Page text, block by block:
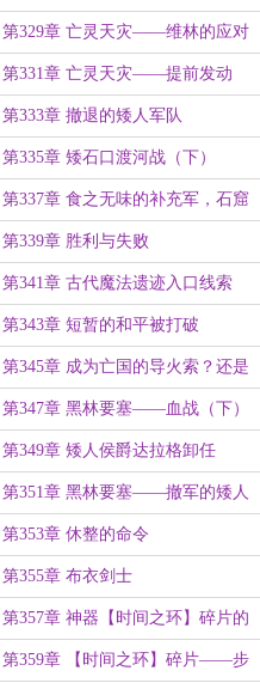
第329章 亡灵天灾——维林的应对
第331章 亡灵天灾——提前发动
第333章 撤退的矮人军队
第335章 矮石口渡河战（下）
第337章 食之无味的补充军，石窟
丘陵
第339章 胜利与失败
第341章 古代魔法遗迹入口线索
（中）
第343章 短暂的和平被打破
第345章 成为亡国的导火索？还是
得保守秘密
第347章 黑林要塞——血战（下）
第349章 矮人侯爵达拉格卸任
第351章 黑林要塞——撤军的矮人
部队
第353章 休整的命令
第355章 布衣剑士
第357章 神器【时间之环】碎片的
消息
第359章 【时间之环】碎片——步